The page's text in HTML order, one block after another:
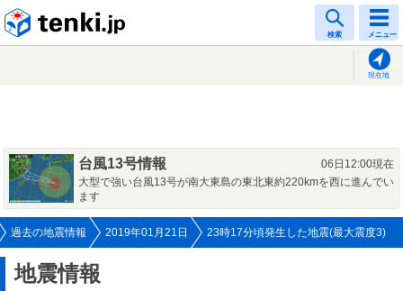
検索 メニュー
現在地
台風13号情報
06日12:00現在
大型で強い台風13号が南大東島の東北東約220kmを西に進んでい
ます
過去の地震情報 2019年01月21日 23時17分頃発生した地震(最大震度3)
地震情報